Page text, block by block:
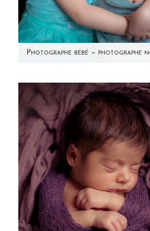
Sonia? Voici la petite princesse
dans ce ventre…